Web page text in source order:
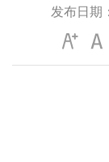
发布日期：